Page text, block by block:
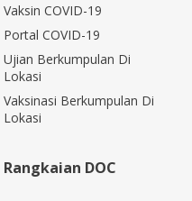
Vaksin COVID-19
Portal COVID-19
Ujian Berkumpulan Di
Lokasi
Vaksinasi Berkumpulan Di
Lokasi
Rangkaian DOC